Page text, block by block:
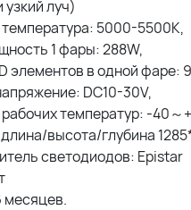
луч)
5000-5500K,
1 фары: 288W,
элементов в одной фаре:
DC10-30V,
температур: -40
высота/глубина
светодиодов: Epistar
месяцев.